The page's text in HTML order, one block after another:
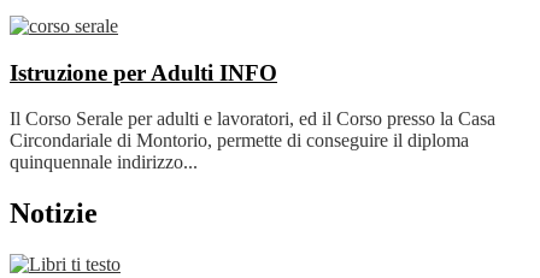
Istruzione per Adulti INFO
Il Corso Serale per adulti e lavoratori, ed il Corso presso la Casa
Circondariale di Montorio, permette di conseguire il diploma
quinquennale indirizzo...
Notizie